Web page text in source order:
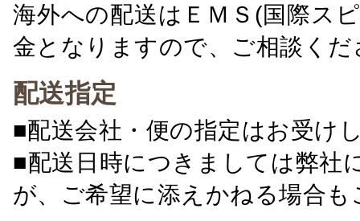
海外への配送はＥＭＳ(国際ス
金となりますので、ご相談くだ
配送指定
■配送会社・便の指定はお受け
■配送日時につきましては弊社
が、ご希望に添えかねる場合